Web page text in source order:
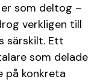
som deltog –
verkligen till
särskilt. Ett
som delade
på konkreta